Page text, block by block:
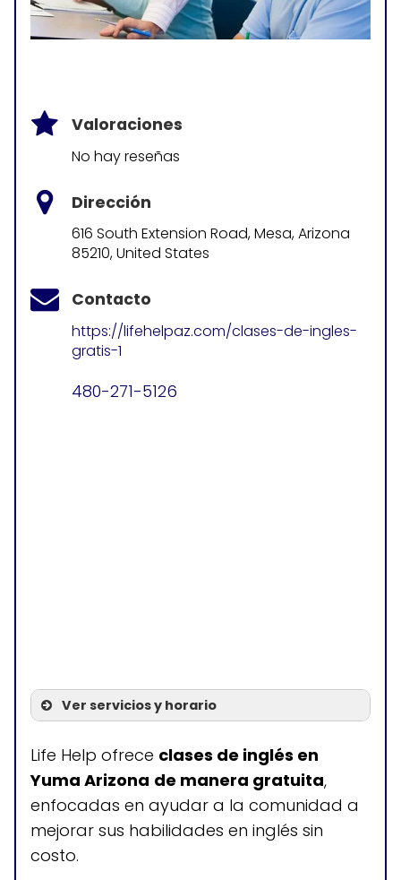
Valoraciones
No hay reseñas
Dirección
616 South Extension Road, Mesa, Arizona
85210, United States
Contacto
https://lifehelpaz.com/clases-de-ingles-
gratis-1
480-271-5126
Ver servicios y horario
Servicios
Clases de inglés gratis
Clases de inglés para
Life Help ofrece clases de inglés en
Yuma Arizona de manera gratuita,
enfocadas en ayudar a la comunidad a
mejorar sus habilidades en inglés sin
costo.